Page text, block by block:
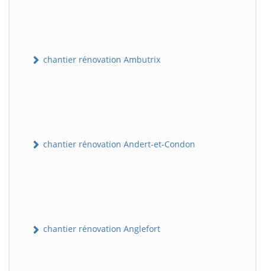
chantier rénovation Ambutrix
chantier rénovation Andert-et-Condon
chantier rénovation Anglefort